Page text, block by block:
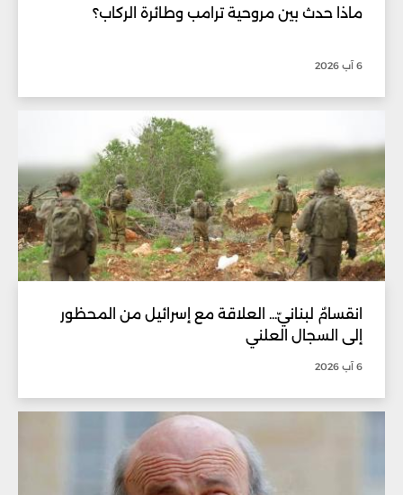
ماذا حدث بين مروحية ترامب وطائرة الركاب؟
6 آب 2026
انقسامٌ لبنانيّ... العلاقة مع إسرائيل من المحظور
إلى السجال العلني
6 آب 2026